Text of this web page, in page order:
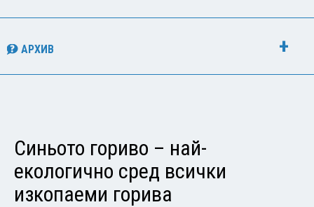
АРХИВ
Синьото гориво – най-
екологично сред всички
изкопаеми горива